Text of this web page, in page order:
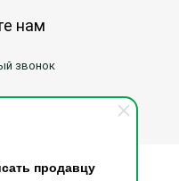
продавцу
нам
звонок